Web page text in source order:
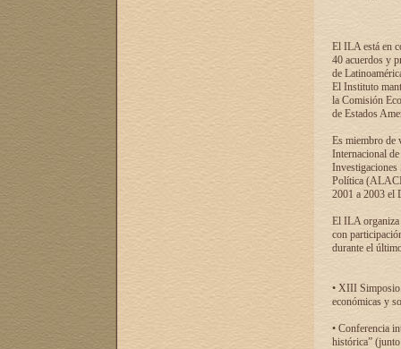
El ILA está en
40 acuerdos y
de
El Instituto
la Comisión
de Estados
Es miembro de
Internacional
Investigaciones
Política
2001 a 2003 el
El ILA organiza
con
durante el
• XIII Simposio
económicas y
• Conferencia
histórica”